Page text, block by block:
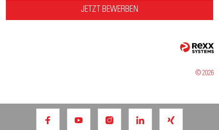
JETZT BEWERBEN
© 2026